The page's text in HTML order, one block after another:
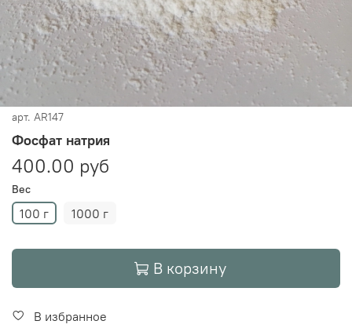
арт. AR147
Фосфат натрия
400.00 руб
Вес
100 г 1000 г
В корзину
В избранное